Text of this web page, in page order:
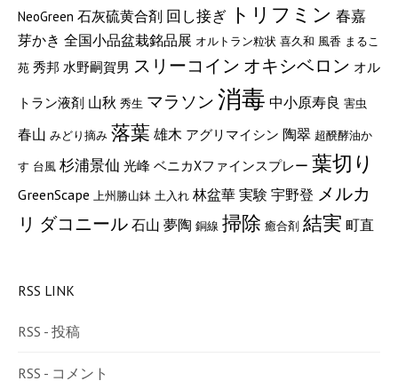
NeoGreen 石灰硫黄合剤 回し接ぎ トリフミン 春嘉
芽かき 全国小品盆栽銘品展 オルトラン粒状 喜久和 風香 まるこ
苑 秀邦 水野嗣賀男 スリーコイン オキシベロン オル
トラン液剤 山秋 秀生 マラソン 消毒 中小原寿良 害虫
春山 みどり摘み 落葉 雄木 アグリマイシン 陶翠 超醗酵油か
す 台風 杉浦景仙 光峰 ベニカXファインスプレー 葉切り
GreenScape 上州勝山鉢 土入れ 林盆華 実験 宇野登 メルカ
リ ダコニール 石山 夢陶 銅線 掃除 癒合剤 結実 町直
RSS LINK
RSS - 投稿
RSS - コメント